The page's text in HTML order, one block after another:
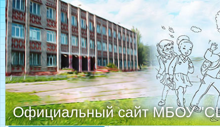
Официальный сайт МБОУ